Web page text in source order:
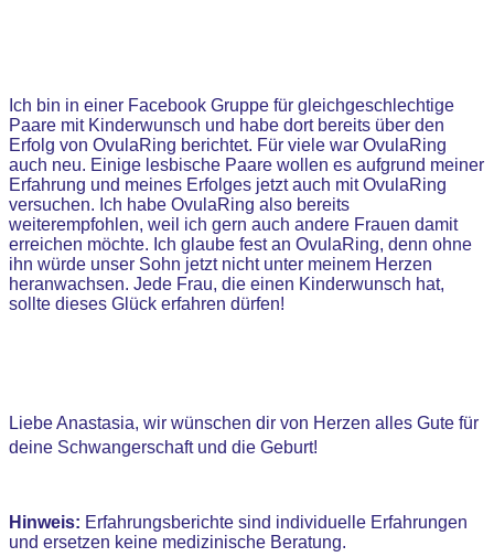
Ich bin in einer Facebook Gruppe für gleichgeschlechtige
Paare mit Kinderwunsch und habe dort bereits über den
Erfolg von OvulaRing berichtet. Für viele war OvulaRing
auch neu. Einige lesbische Paare wollen es aufgrund meiner
Erfahrung und meines Erfolges jetzt auch mit OvulaRing
versuchen. Ich habe OvulaRing also bereits
weiterempfohlen, weil ich gern auch andere Frauen damit
erreichen möchte. Ich glaube fest an OvulaRing, denn ohne
ihn würde unser Sohn jetzt nicht unter meinem Herzen
heranwachsen. Jede Frau, die einen Kinderwunsch hat,
sollte dieses Glück erfahren dürfen!
Liebe Anastasia, wir wünschen dir von Herzen alles Gute für
deine Schwangerschaft und die Geburt!
Hinweis: Erfahrungsberichte sind individuelle Erfahrungen
und ersetzen keine medizinische Beratung.